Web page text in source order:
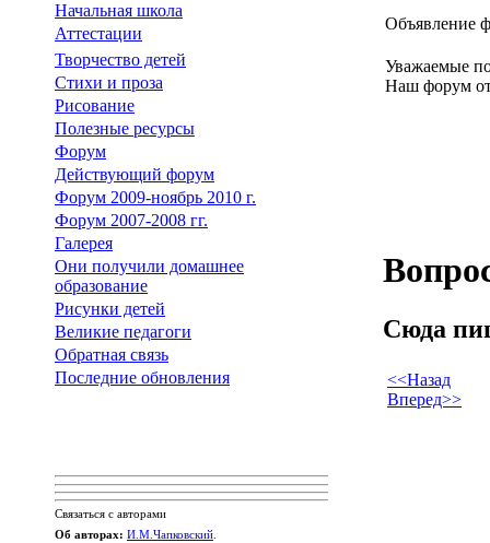
Начальная школа
Аттестации
Творчество детей
Стихи и проза
Рисование
Полезные ресурсы
Форум
Действующий форум
Форум 2009-ноябрь 2010 г.
Форум 2007-2008 гг.
Галерея
Они получили домашнее
образование
Рисунки детей
Великие педагоги
Обратная связь
Последние обновления
Связаться с авторами
Об авторах: И.М.Чапковский
Объявление
Уважаемые
Наш форум
Сюда
<<Назад
Вперед>>